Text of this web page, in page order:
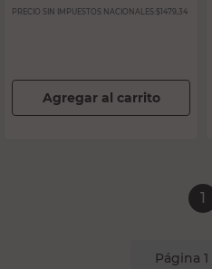
PRECIO SIN IMPUESTOS NACIONALES: $1479,34
Agregar al carrito
1
Página 1